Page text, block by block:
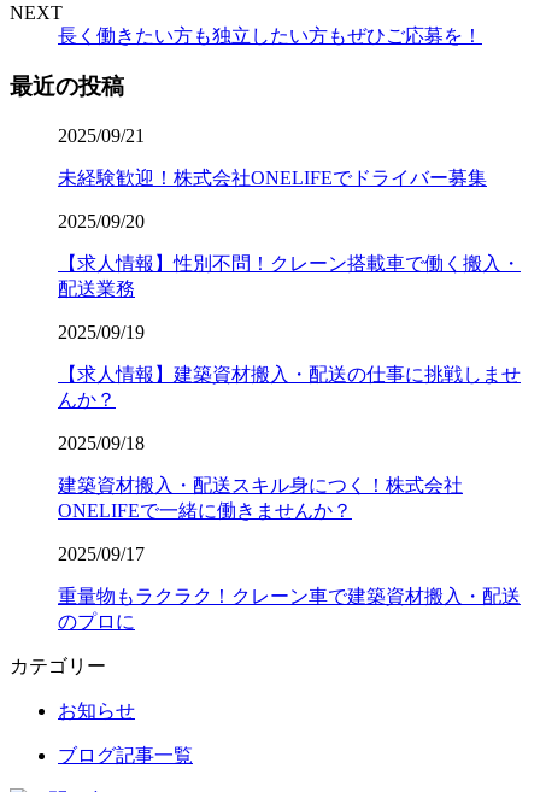
NEXT
長く働きたい方も独立したい方もぜひご応募を！
最近の投稿
2025/09/21
未経験歓迎！株式会社ONELIFEでドライバー募集
2025/09/20
【求人情報】性別不問！クレーン搭載車で働く搬入・
配送業務
2025/09/19
【求人情報】建築資材搬入・配送の仕事に挑戦しませ
んか？
2025/09/18
建築資材搬入・配送スキル身につく！株式会社
ONELIFEで一緒に働きませんか？
2025/09/17
重量物もラクラク！クレーン車で建築資材搬入・配送
のプロに
カテゴリー
お知らせ
ブログ記事一覧